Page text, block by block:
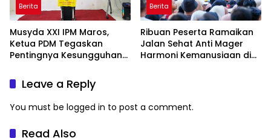
Berita
Musyda XXI IPM Maros,
Ketua PDM Tegaskan
Pentingnya Kesungguhan
Berita
Ribuan Peserta Ramaikan
Jalan Sehat Anti Mager
Harmoni Kemanusiaan di
Leave a Reply
You must be logged in to post a comment.
Read Also